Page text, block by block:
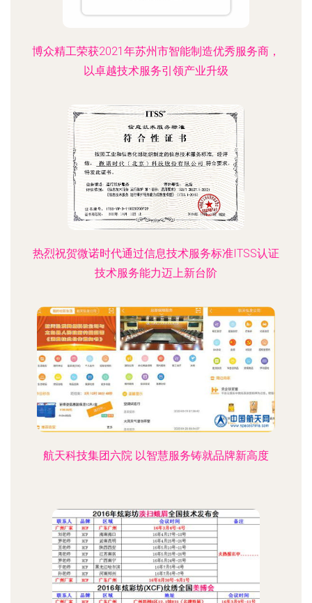
博众精工荣获2021年苏州市智能制造优秀服务商，
以卓越技术服务引领产业升级
热烈祝贺微诺时代通过信息技术服务标准ITSS认证
技术服务能力迈上新台阶
航天科技集团六院 以智慧服务铸就品牌新高度